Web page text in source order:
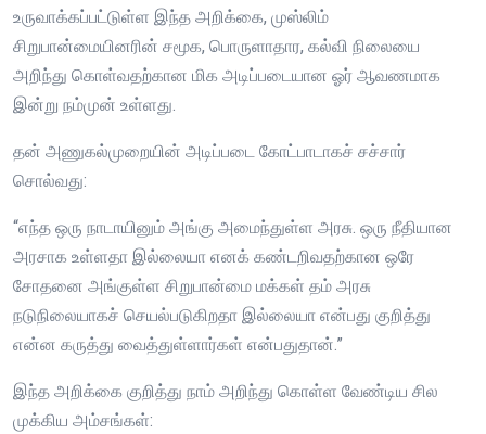
உருவாக்கப்பட்டுள்ள இந்த அறிக்கை, முஸ்லிம்
சிறுபான்மையினரின் சமூக, பொருளாதார, கல்வி நிலையை
அறிந்து கொள்வதற்கான மிக அடிப்படையான ஓர் ஆவணமாக
இன்று நம்முன் உள்ளது.
தன் அணுகல்முறையின் அடிப்படை கோட்பாடாகச் சச்சார்
சொல்வது:
“எந்த ஒரு நாடாயினும் அங்கு அமைந்துள்ள அரசு. ஒரு நீதியான
அரசாக உள்ளதா இல்லையா எனக் கண்டறிவதற்கான ஒரே
சோதனை அங்குள்ள சிறுபான்மை மக்கள் தம் அரசு
நடுநிலையாகச் செயல்படுகிறதா இல்லையா என்பது குறித்து
என்ன கருத்து வைத்துள்ளார்கள் என்பதுதான்.”
இந்த அறிக்கை குறித்து நாம் அறிந்து கொள்ள வேண்டிய சில
முக்கிய அம்சங்கள்: